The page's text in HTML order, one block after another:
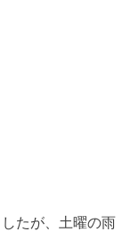
たが、土曜の雨